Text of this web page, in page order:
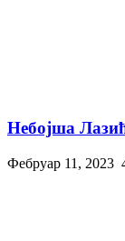
Небојша
Фебруар 11, 2023